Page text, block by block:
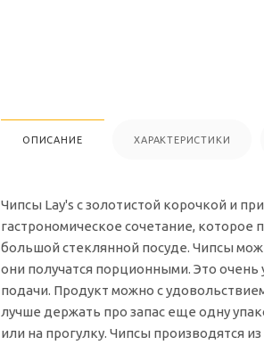
ОПИСАНИЕ ХАРАКТЕРИСТИКИ
Чипсы Lay's с золотистой корочкой и
гастрономическое сочетание, которое
большой стеклянной посуде. Чипсы
они получатся порционными. Это очень
подачи. Продукт можно с
лучше держать про запас еще одну
или на прогулку. Чипсы производятся